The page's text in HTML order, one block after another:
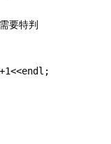
要特判
+1<<endl ;